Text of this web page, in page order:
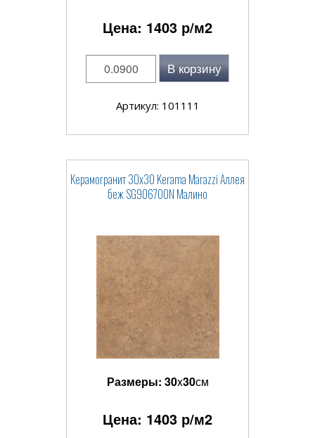
Цена: 1403 р/м2
В корзину
Артикул: 101111
Керамогранит 30x30 Kerama Marazzi Аллея
беж SG906700N Малино
Размеры: 30x30см
Цена: 1403 р/м2